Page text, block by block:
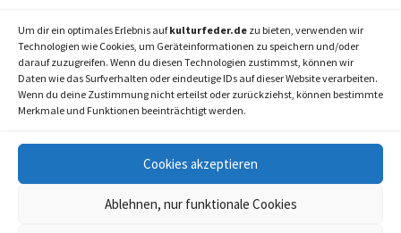
Um dir ein optimales Erlebnis aufkulturfeder.de zu bieten, verwenden wir
Technologien wie Cookies, um Geräteinformationen zu speichern und/oder
darauf zuzugreifen. Wenn du diesen Technologien zustimmst, können wir
Daten wie das Surfverhalten oder eindeutige IDs auf dieser Website verarbeiten.
Wenn du deine Zustimmung nicht erteilst oder zurückziehst, können bestimmte
Merkmale und Funktionen beeinträchtigt werden.
Cookies akzeptieren
Ablehnen, nur funktionale Cookies